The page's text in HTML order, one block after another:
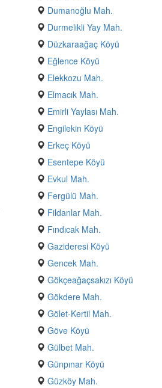
Dumanoğlu Mah.
Durmelikli Yay Mah.
Düzkaraağaç Köyü
Eğlence Köyü
Elekkozu Mah.
Elmacık Mah.
Emirli Yaylası Mah.
Engilekin Köyü
Erkeç Köyü
Esentepe Köyü
Evkul Mah.
Fergülü Mah.
Fildanlar Mah.
Fındıcak Mah.
Gazideresi Köyü
Gencek Mah.
Gökçeağaçsakızı Köyü
Gökdere Mah.
Gölet-Kertil Mah.
Göve Köyü
Gülbet Mah.
Günpınar Köyü
Güzköy Mah.